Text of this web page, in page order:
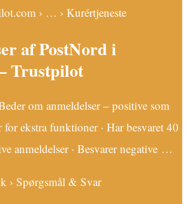
› … › Kurértjeneste
af PostNord i
Trustpilot
om anmeldelser – positive som
for ekstra funktioner · Har besvaret 40
anmeldelser · Besvarer negative …
› Spørgsmål & Svar